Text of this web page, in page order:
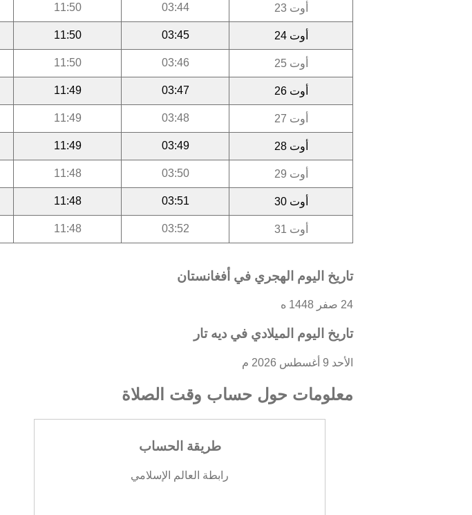
أوت 23 03:44
11:50
أوت 24 03:45
11:50
أوت 25 03:46
11:50
أوت 26 03:47
11:49
أوت 27 03:48
11:49
أوت 28 03:49
11:49
أوت 29 03:50
11:48
أوت 30 03:51
11:48
أوت 31 03:52
11:48
تاريخ اليوم الهجري في أفغانستان
24 صفر 1448 ه
تاريخ اليوم الميلادي في ديه تار
الأحد 9 أغسطس 2026 م
معلومات حول حساب وقت الصلاة
طريقة الحساب
رابطة العالم الإسلامي